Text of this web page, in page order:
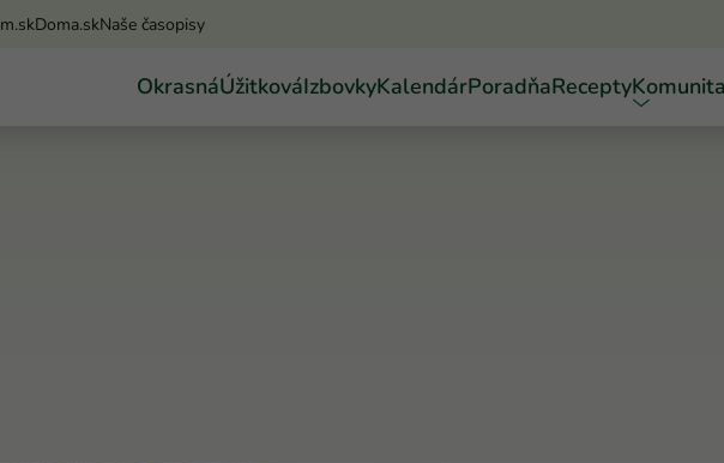
Doma.skNaše časopisy
OkrasnáÚžitkováIzbovkyKalendárPoradňaReceptyKomunita